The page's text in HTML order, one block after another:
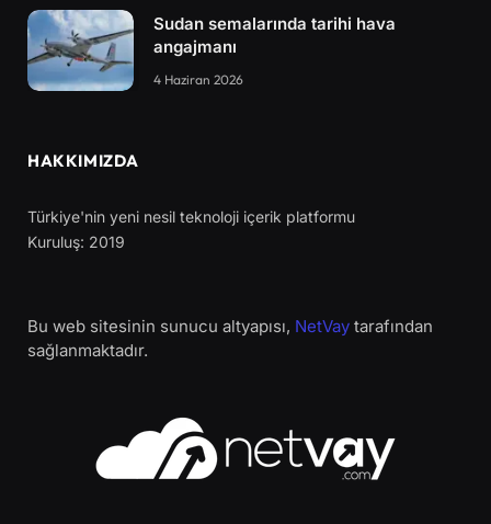
Sudan semalarında tarihi hava
angajmanı
4 Haziran 2026
HAKKIMIZDA
Türkiye'nin yeni nesil teknoloji içerik platformu
Kuruluş: 2019
Bu web sitesinin sunucu altyapısı, NetVay tarafından
sağlanmaktadır.